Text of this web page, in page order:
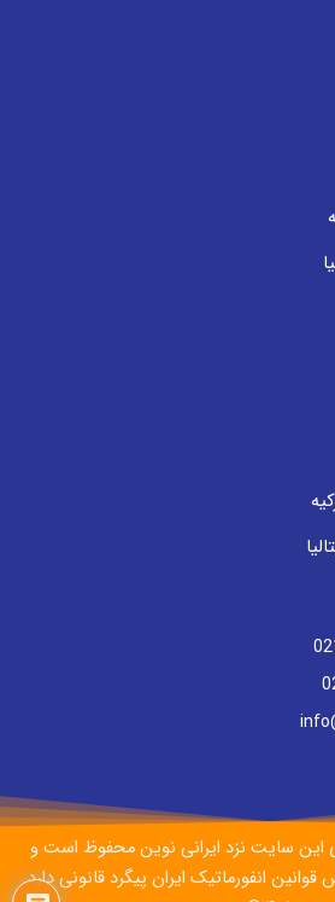
این سایت نزد ایرانی نوین محفوظ است و
انفورماتیک ایران پیگرد قانونی دارد.